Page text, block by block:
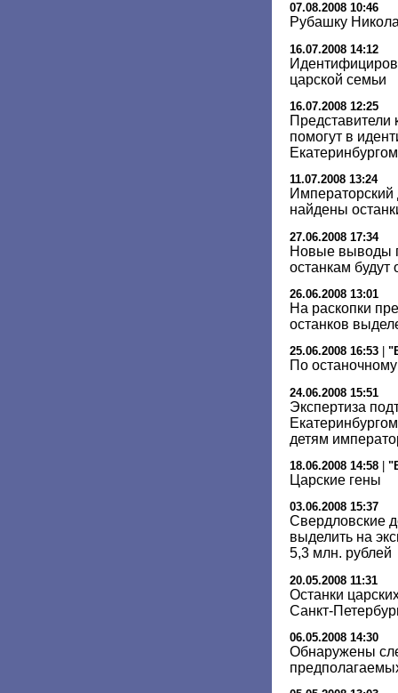
07.08.2008 10:46
Рубашку
16.07.2008 14:12
царской семьи
16.07.2008 12:25
помогут в
11.07.2008 13:24
Императорский
найдены
27.06.2008 17:34
Новые выводы
останкам
26.06.2008 13:01
На раскопки
останков
25.06.2008 16:53
По
24.06.2008 15:51
Экспертиза
детям
18.06.2008 14:58
Царские гены
03.06.2008 15:37
Свердловские
выделить на
5,3 млн. рублей
20.05.2008 11:31
Останки
Санкт-
06.05.2008 14:30
Обнаружены